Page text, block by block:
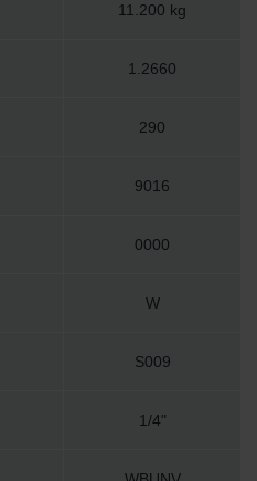
11.200 kg
1.2660
290
9016
0000
W
S009
1/4"